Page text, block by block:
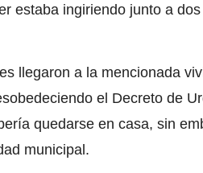
estaba ingiriendo junto a
llegaron a la mencionada
el Decreto de
quedarse en casa, sin
municipal.